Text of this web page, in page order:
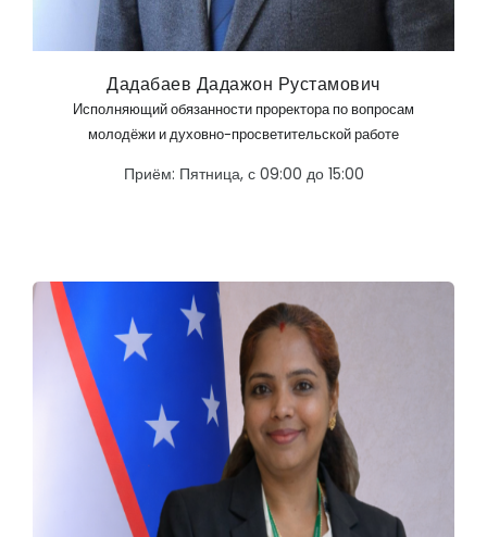
Дадабаев Дадажон Рустамович
Исполняющий обязанности проректора по вопросам
молодёжи и духовно-просветительской работе
Приём: Пятница, с 09:00 до 15:00